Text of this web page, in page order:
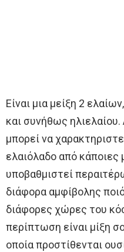
Είναι μια μείξη 2
και συνήθως
μπορεί να
ελαιόλαδο από
υποβαθμιστεί
διάφορα αμφίβολης
διάφορες χώρες του
περίπτωση είναι μίξη
οποία προστίθενται